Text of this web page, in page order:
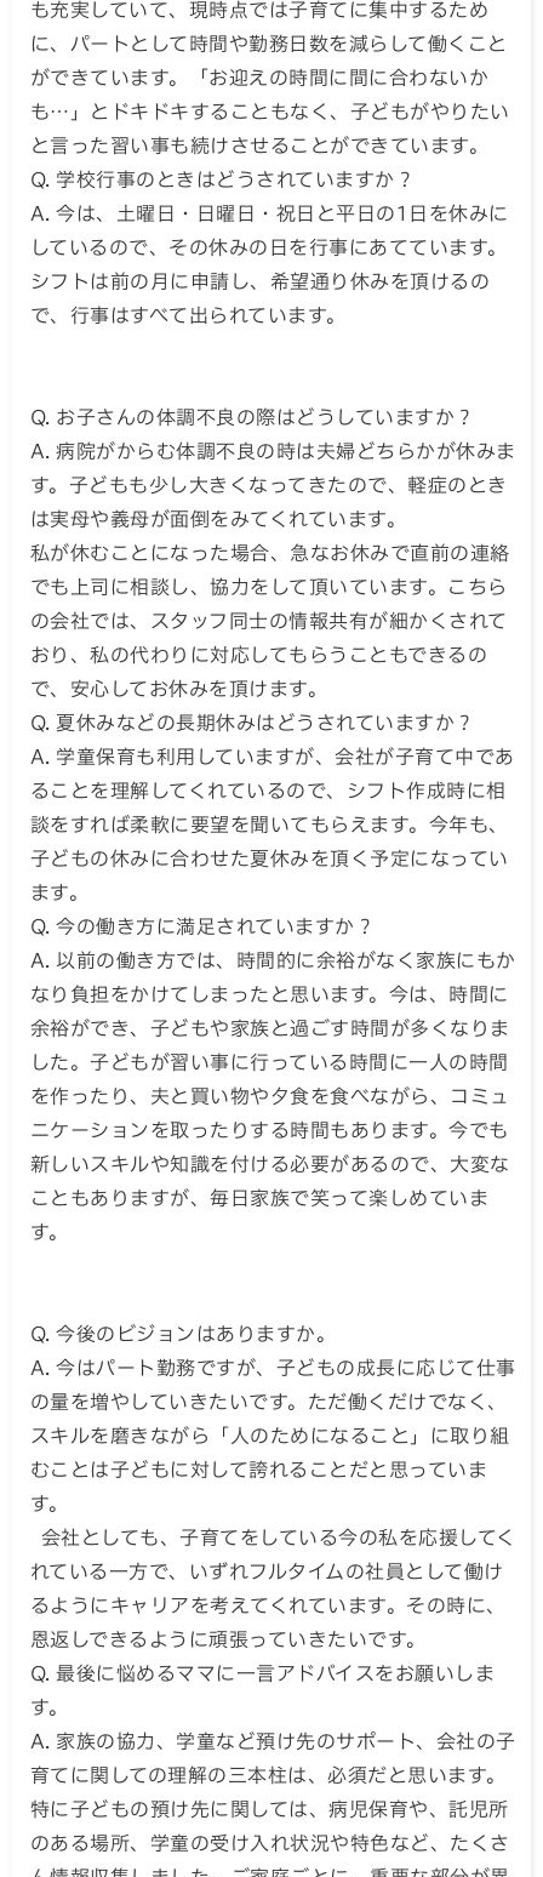
も充実していて、現時点では子育てに集中するため
に、パートとして時間や勤務日数を減らして働くこと
ができています。「お迎えの時間に間に合わないか
も…」とドキドキすることもなく、子どもがやりたい
と言った習い事も続けさせることができています。
Q. 学校行事のときはどうされていますか？
A. 今は、土曜日・日曜日・祝日と平日の1日を休みに
しているので、その休みの日を行事にあてています。
シフトは前の月に申請し、希望通り休みを頂けるの
で、行事はすべて出られています。
Q. お子さんの体調不良の際はどうしていますか？
A. 病院がからむ体調不良の時は夫婦どちらかが休みま
す。子どもも少し大きくなってきたので、軽症のとき
は実母や義母が面倒をみてくれています。
私が休むことになった場合、急なお休みで直前の連絡
でも上司に相談し、協力をして頂いています。こちら
の会社では、スタッフ同士の情報共有が細かくされて
おり、私の代わりに対応してもらうこともできるの
で、安心してお休みを頂けます。
Q. 夏休みなどの長期休みはどうされていますか？
A. 学童保育も利用していますが、会社が子育て中であ
ることを理解してくれているので、シフト作成時に相
談をすれば柔軟に要望を聞いてもらえます。今年も、
子どもの休みに合わせた夏休みを頂く予定になってい
ます。
Q. 今の働き方に満足されていますか？
A. 以前の働き方では、時間的に余裕がなく家族にもか
なり負担をかけてしまったと思います。今は、時間に
余裕ができ、子どもや家族と過ごす時間が多くなりま
した。子どもが習い事に行っている時間に一人の時間
を作ったり、夫と買い物や夕食を食べながら、コミュ
ニケーションを取ったりする時間もあります。今でも
新しいスキルや知識を付ける必要があるので、大変な
こともありますが、毎日家族で笑って楽しめていま
す。
Q. 今後のビジョンはありますか。
A. 今はパート勤務ですが、子どもの成長に応じて仕事
の量を増やしていきたいです。ただ働くだけでなく、
スキルを磨きながら「人のためになること」に取り組
むことは子どもに対して誇れることだと思っていま
す。
会社としても、子育てをしている今の私を応援してく
れている一方で、いずれフルタイムの社員として働け
るようにキャリアを考えてくれています。その時に、
恩返しできるように頑張っていきたいです。
Q. 最後に悩めるママに一言アドバイスをお願いしま
す。
A. 家族の協力、学童など預け先のサポート、会社の子
育てに関しての理解の三本柱は、必須だと思います。
特に子どもの預け先に関しては、病児保育や、託児所
のある場所、学童の受け入れ状況や特色など、たくさ